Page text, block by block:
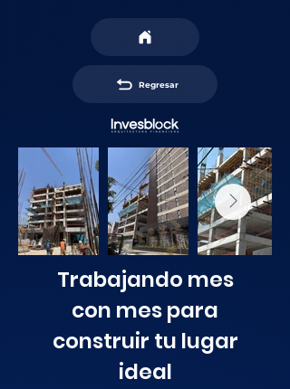
Regresar
Trabajando mes
con mes para
construir tu lugar
ideal